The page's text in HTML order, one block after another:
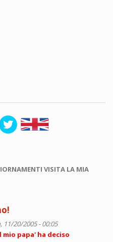
VISITA LA MIA
11/20/2005 - 00:05
mio papa' ha deciso